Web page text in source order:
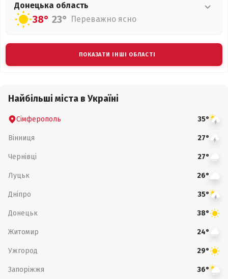
Донецька область
38° 23° Переважно ясно
ПОКАЗАТИ ІНШІ ОБЛАСТІ
Найбільші міста в Україні
Сімферополь 35°
Вінниця 27°
Чернівці 27°
Луцьк 26°
Дніпро 35°
Донецьк 38°
Житомир 24°
Ужгород 29°
Запоріжжя 36°